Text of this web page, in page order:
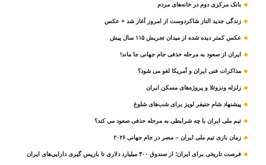
بانک مرکزی دوم در خانه‌های مردم
زندگی جدید الناز شاکردوست از امروز آغاز شد + عکس
عکس کمتر دیده شده از میدان تجریش ۱۱۵ سال پیش
ایران از صعود به مرحله حذفی جام جهانی جا ماند!
مذاکرات فنی ایران و آمریکا لغو می شود؟
زلزله ونزوئلا و پروژه‌های مسکن ایران
پیشنهاد شام جنیفر لوپز برای شب‌های شلوغ
تیم ملی ایران با چه شرایطی به مرحله حذفی صعود می کند؟
زمان بازی تیم ملی ایران – مصر در جام جهانی ۲۰۲۶
فرصت تاریخی برای ایران؛ از صندوق ۳۰۰ میلیارد دلاری تا بازپس گیری دارایی‌های ایران